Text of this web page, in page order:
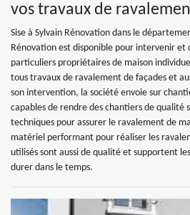
vos travaux de
Sise à Sylvain Rénovation dans le
Rénovation est disponible pour intervenir et
particuliers propriétaires de maison
tous travaux de ravalement de façades et
son intervention, la société envoie sur
capables de rendre des chantiers de qualité
techniques pour assurer le ravalement de
matériel performant pour réaliser les
utilisés sont aussi de qualité et supportent
durer dans le temps.